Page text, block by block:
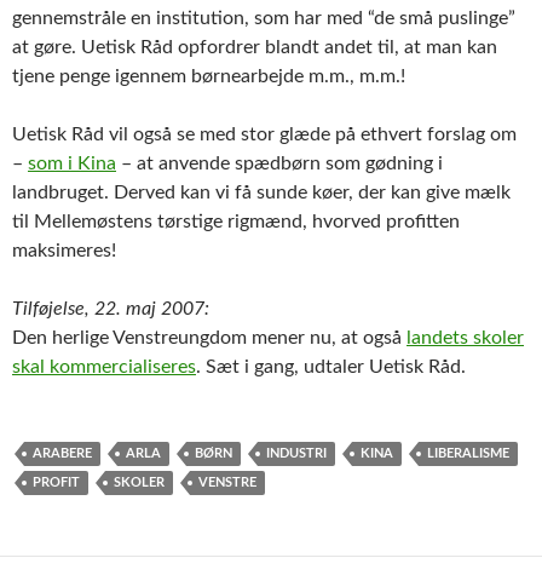
gennemstråle en institution, som har med “de små puslinge”
at gøre. Uetisk Råd opfordrer blandt andet til, at man kan
tjene penge igennem børnearbejde m.m., m.m.!
Uetisk Råd vil også se med stor glæde på ethvert forslag om
– som i Kina – at anvende spædbørn som gødning i
landbruget. Derved kan vi få sunde køer, der kan give mælk
til Mellemøstens tørstige rigmænd, hvorved profitten
maksimeres!
Tilføjelse, 22. maj 2007:
Den herlige Venstreungdom mener nu, at også landets skoler
skal kommercialiseres. Sæt i gang, udtaler Uetisk Råd.
ARABERE ARLA BØRN INDUSTRI KINA LIBERALISME
PROFIT SKOLER VENSTRE